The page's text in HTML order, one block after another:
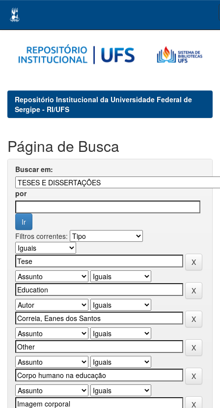
navigation
Repositório Institucional da Universidade Federal de
Sergipe - RI/UFS
Página de Busca
Buscar em:
por
Filtros correntes: